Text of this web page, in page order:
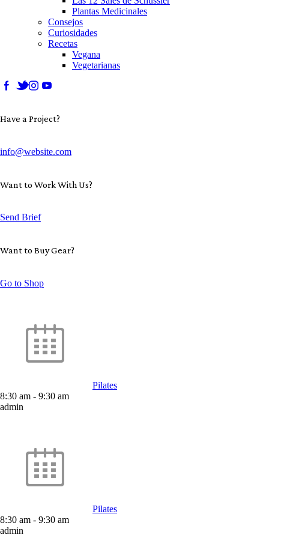
Plantas Medicinales
Consejos
Curiosidades
Recetas
Vegana
Vegetarianas
Have a Project?
info@website.com
Want to Work With Us?
Send Brief
Want to Buy Gear?
Go to Shop
Pilates
8:30 am - 9:30 am
admin
Pilates
8:30 am - 9:30 am
admin